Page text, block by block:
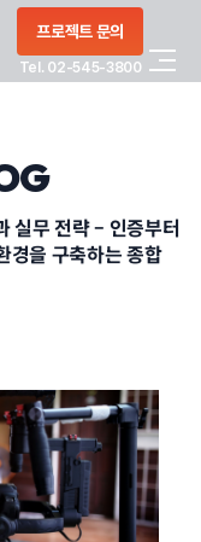
프로젝트 문의
Tel. 02-545-3800
실무 전략 – 인증부터
경을 구축하는 종합